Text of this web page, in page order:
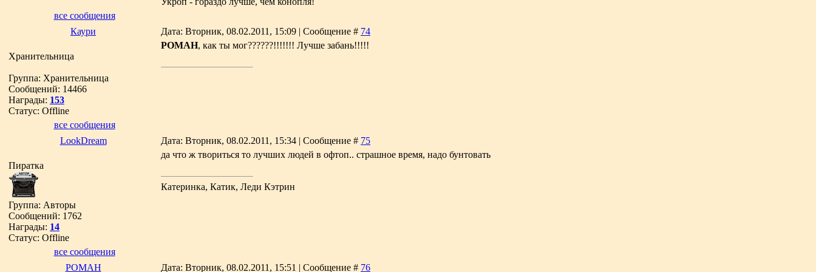
все сообщения
Каури
Дата: Вторник, 08.02.2011, 15:09 | Сообщение # 74
Хранительница
Группа: Хранительница
Сообщений: 14466
Награды: 153
Статус: Offline
РОМАН, как ты мог??????!!!!!!! Лучше забань!!!!!
все сообщения
LookDream
Дата: Вторник, 08.02.2011, 15:34 | Сообщение # 75
Пиратка
Группа: Авторы
Сообщений: 1762
Награды: 14
Статус: Offline
да что ж твориться то лучших людей в офтоп.. страшное время, надо бунтовать
Катеринка, Катик, Леди Кэтрин
все сообщения
РОМАН
Дата: Вторник, 08.02.2011, 15:51 | Сообщение # 76